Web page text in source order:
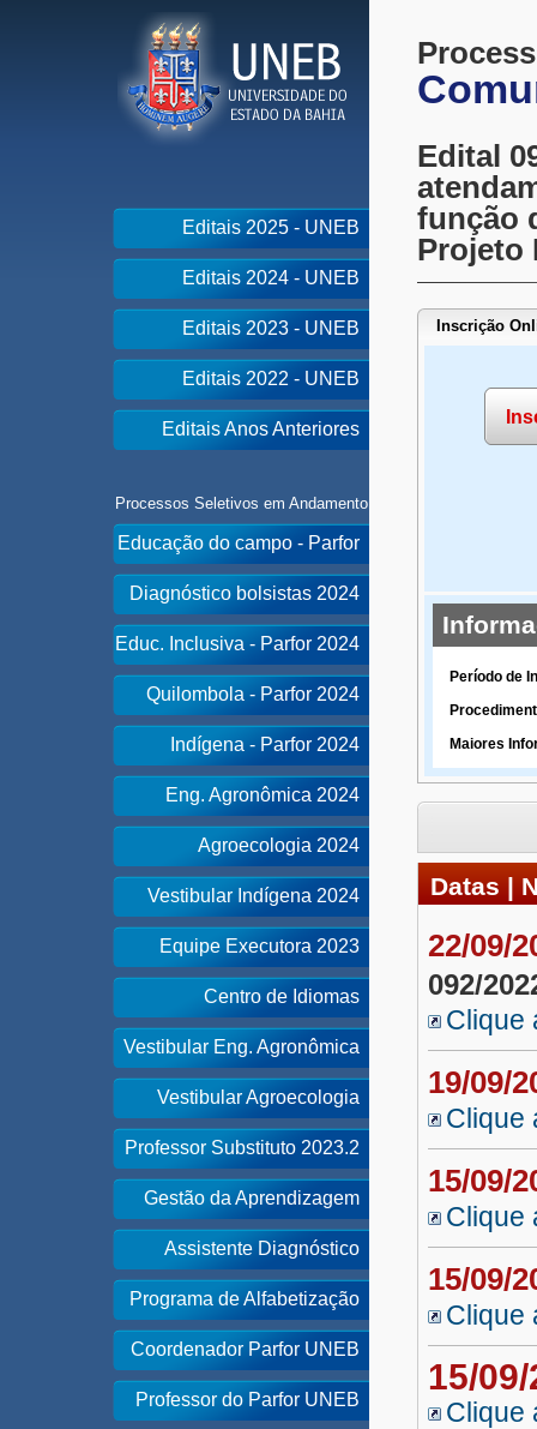
Editais 2025 - UNEB
Editais 2024 - UNEB
Editais 2023 - UNEB
Editais 2022 - UNEB
Editais Anos Anteriores
Processos Seletivos em Andamento
Educação do campo - Parfor
Diagnóstico bolsistas 2024
Educ. Inclusiva - Parfor 2024
Quilombola - Parfor 2024
Indígena - Parfor 2024
Eng. Agronômica 2024
Agroecologia 2024
Vestibular Indígena 2024
Equipe Executora 2023
Centro de Idiomas
Vestibular Eng. Agronômica
Vestibular Agroecologia
Professor Substituto 2023.2
Gestão da Aprendizagem
Assistente Diagnóstico
Programa de Alfabetização
Coordenador Parfor UNEB
Professor do Parfor UNEB
Edital
função
Projeto
Inscrição
Período de
Maiores
Datas |
22/09/
092/
Clique
19/09/
Clique
15/09/
Clique
15/09/
Clique
15/
Clique